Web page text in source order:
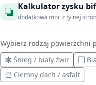
Kalkulator zysku
dodatkowa moc z tylnej
Wybierz rodzaj powierzchni
Śnieg / biały żwir
Ciemny dach / asfalt